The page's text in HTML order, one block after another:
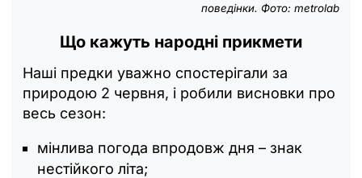
поведінки. Фото: metrolab
Що кажуть народні прикмети
Наші предки уважно спостерігали за
природою 2 червня, і робили висновки про
весь сезон:
мінлива погода впродовж дня – знак
нестійкого літа;